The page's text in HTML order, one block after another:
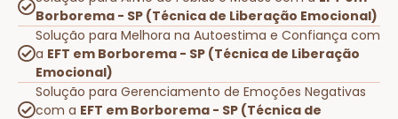
Borborema - SP (Técnica de Liberação Emocional)
Solução para Melhora na Autoestima e Confiança com
a EFT em Borborema - SP (Técnica de Liberação
Emocional)
Solução para Gerenciamento de Emoções Negativas
com a EFT em Borborema - SP (Técnica de